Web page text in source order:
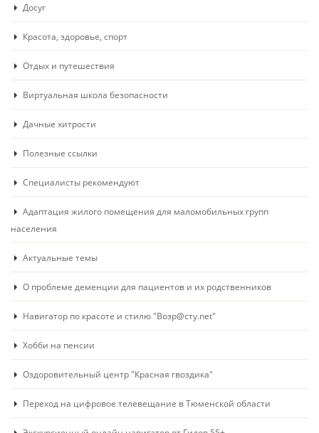
Досуг
Красота, здоровье, спорт
Отдых и путешествия
Виртуальная школа безопасности
Дачные хитрости
Полезные ссылки
Специалисты рекомендуют
Адаптация жилого помещения для маломобильных групп
населения
Актуальные темы
О проблеме деменции для пациентов и их родственников
Навигатор по красоте и стилю "Возр@сту.net"
Хобби на пенсии
Оздоровительный центр "Красная гвоздика"
Переход на цифровое телевещание в Тюменской области